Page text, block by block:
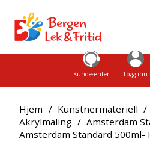
Kundesenter Logg inn
Hjem / Kunstnermateriell /
Akrylmaling / Amsterdam
Amsterdam Standard 500ml-